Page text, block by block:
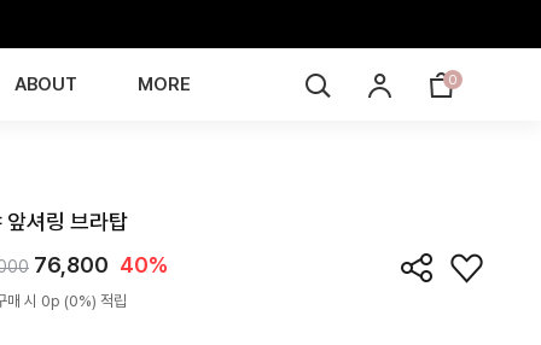
ABOUT MORE 0
앞셔링 브라탑
76,800 40%
매 시 0p (0%) 적립